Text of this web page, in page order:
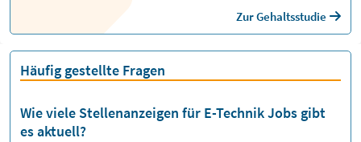
Zur Gehaltsstudie
Häufig gestellte Fragen
Wie viele Stellenanzeigen für E-Technik Jobs gibt
es aktuell?